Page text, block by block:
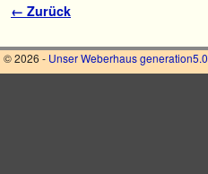
Bilder-Navigation
← Zurück
© 2026 - Unser Weberhaus generation5.0